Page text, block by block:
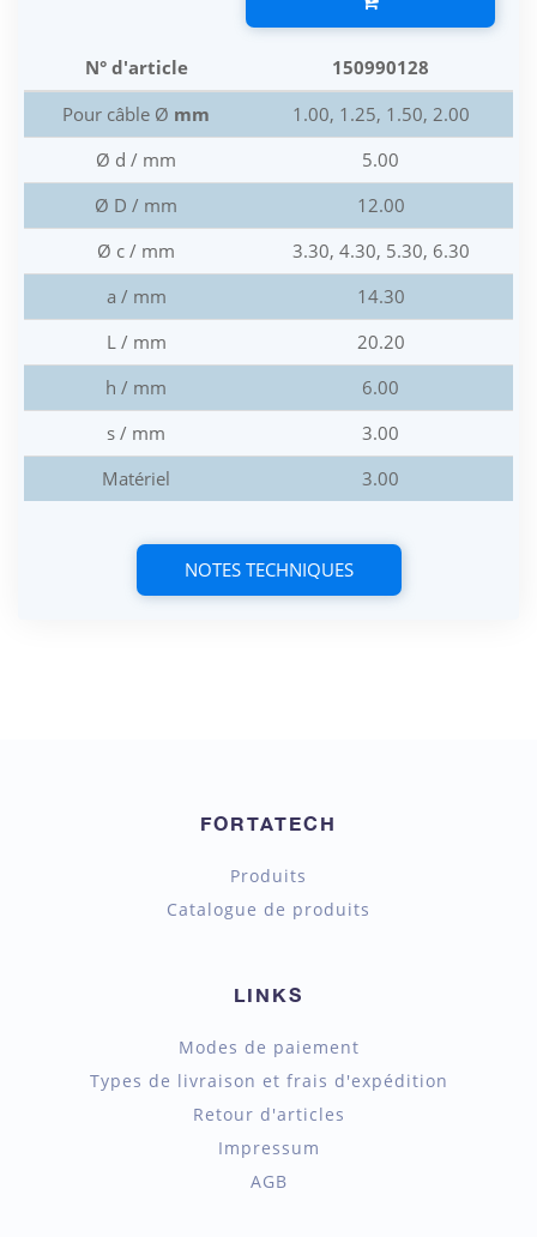
N° d'article
150990128
Pour câble Ø mm
1.00, 1.25, 1.50, 2.00
Ø d / mm
5.00
Ø D / mm
12.00
Ø c / mm
3.30, 4.30, 5.30, 6.30
a / mm
14.30
L / mm
20.20
h / mm
6.00
s / mm
3.00
Matériel
3.00
NOTES TECHNIQUES
FORTATECH
Produits
Catalogue de produits
LINKS
Modes de paiement
Types de livraison et frais d'expédition
Retour d'articles
Impressum
AGB